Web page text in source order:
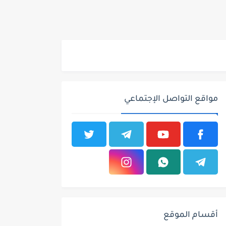
مواقع التواصل الإجتماعي
أقسام الموقع